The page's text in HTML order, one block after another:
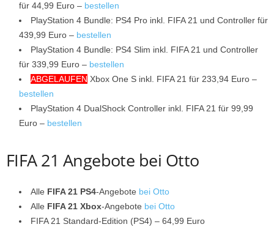
für 44,99 Euro – bestellen
PlayStation 4 Bundle: PS4 Pro inkl. FIFA 21 und Controller für
439,99 Euro – bestellen
PlayStation 4 Bundle: PS4 Slim inkl. FIFA 21 und Controller
für 339,99 Euro – bestellen
ABGELAUFEN Xbox One S inkl. FIFA 21 für 233,94 Euro –
bestellen
PlayStation 4 DualShock Controller inkl. FIFA 21 für 99,99
Euro – bestellen
FIFA 21 Angebote bei Otto
Alle FIFA 21 PS4-Angebote bei Otto
Alle FIFA 21 Xbox-Angebote bei Otto
FIFA 21 Standard-Edition (PS4) – 64,99 Euro